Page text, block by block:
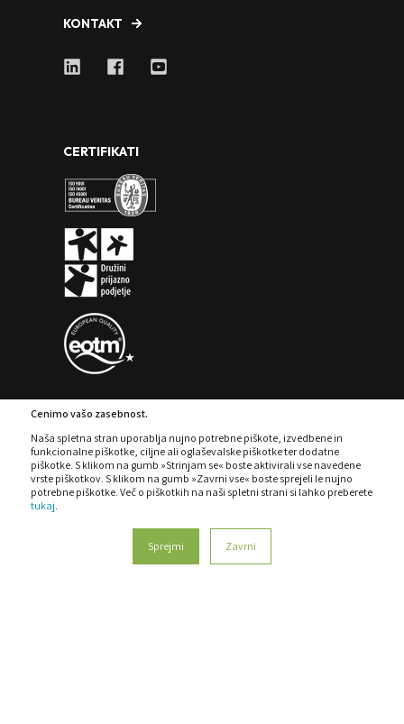
Cenimo vašo zasebnost.
Naša spletna stran uporablja nujno potrebne piškote, izvedbene in
funkcionalne piškotke, ciljne ali oglaševalske piškotke ter dodatne
piškotke. S klikom na gumb »Strinjam se« boste aktivirali vse navedene
vrste piškotkov. S klikom na gumb »Zavrni vse« boste sprejeli le nujno
potrebne piškotke. Več o piškotkih na naši spletni strani si lahko preberete
tukaj.
Sprejmi Zavrni
KONTAKT
CERTIFIKATI
PIŠKOTKI
POLITIKA ZASEBNOSTI
POLITIKA SISTEMA VODENJA
REKLAMACIJE